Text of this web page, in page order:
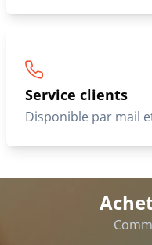
Service clients
Disponible par mail